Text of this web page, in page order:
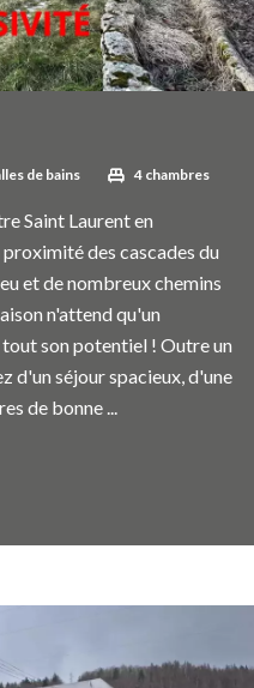
de bains 4 chambres
Saint Laurent en
des cascades du
et de nombreux chemins
n'attend qu'un
son potentiel ! Outre un
d'un séjour spacieux, d'une
de bonne ...